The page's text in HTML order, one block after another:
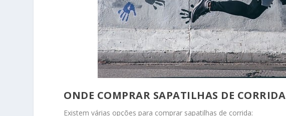
ONDE COMPRAR SAPATILHAS DE CORRIDA
Existem várias opções para comprar sapatilhas de corrida: